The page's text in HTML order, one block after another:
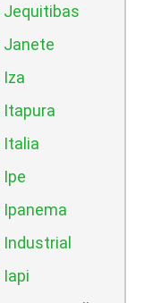
Jequitibas
Janete
Itapura
Italia
Industrial